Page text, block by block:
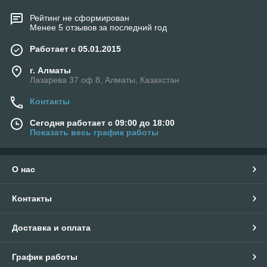
Рейтинг не сформирован
Менее 5 отзывов за последний год
Работает с 05.01.2015
г. Алматы
Лазарева 37 оф 8, Алматы, Казахстан
Контакты
Сегодня работает с 09:00 до 18:00
Показать весь график работы
О нас
Контакты
Доставка и оплата
График работы